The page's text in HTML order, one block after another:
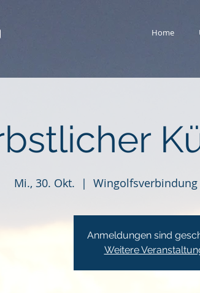
Home
Mi., 30. Okt.
  |
Anmeldungen sind
Weitere